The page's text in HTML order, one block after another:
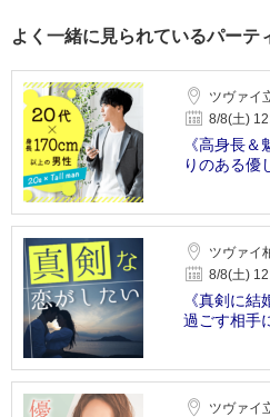
よく一緒に見られているパーテ
ツヴァイ
8/8(土)
《高身長
りのある優
ツヴァイ
8/8(土)
《真剣に
過ごす相手
ツヴァイ